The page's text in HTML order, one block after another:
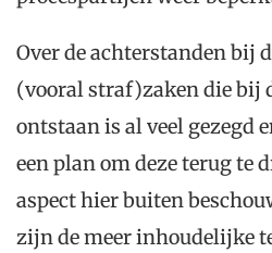
Over de achterstanden bij
(vooral straf)zaken die bij
ontstaan is al veel gezegd
een plan om deze terug te
aspect hier buiten
zijn de meer inhoudelijke